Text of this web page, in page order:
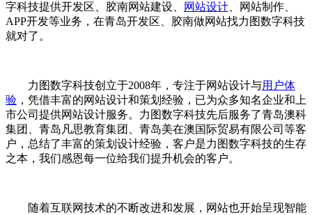
字科技提供开发区、胶南网站建设、
网站设计、网站制作、
APP开发等业务，在青岛开发区、胶南做网站找力图数字科技
就对了。
力图数字科技创立于2008年，专注于网站设计与用户体
验 ，凭借丰富的网站设计和策划经验，已为众多知名企业和上
市公司提供网站设计服务。力图数字科技先后服务了青岛澳科
集团、青岛凡思教育集团、青岛美在澳国际贸易有限公司等客
户，总结了丰富的策划设计经验，客户是力图数字科技的生存
之本，我们感恩每一位给我们提升机会的客户。
随着互联网技术的不断改进和发展，网站也开始呈现智能